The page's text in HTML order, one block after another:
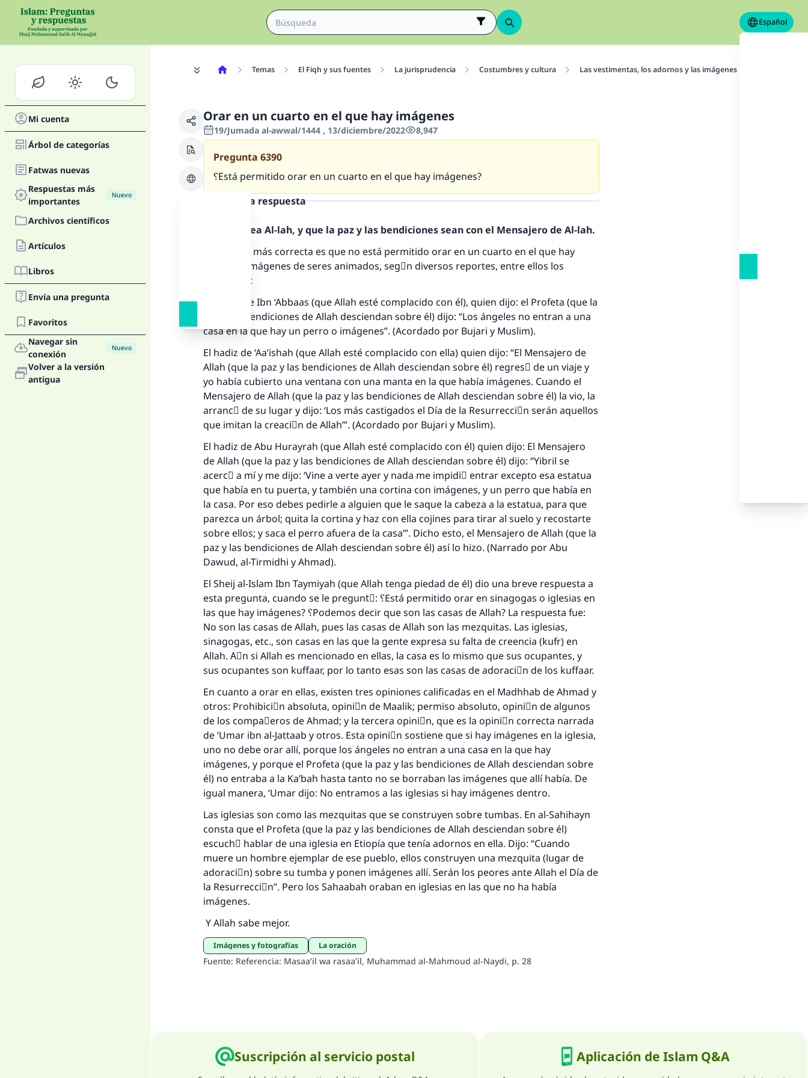
Español
Mi cuenta
Árbol de categorías
Fatwas nuevas
Respuestas más
importantes
Nuevo
Archivos científicos
Artículos
Libros
Envía una pregunta
Favoritos
Navegar sin
conexión
Nuevo
Volver a la versión
antigua
Temas El Fiqh y sus fuentes La jurisprudencia Costumbres y cultura Las vestimentas, los adornos y las imágenes
Orar en un cuarto en el que hay imágenes
19/Jumada al-awwal/1444 , 13/diciembre/2022 8,947
Pregunta 6390
؟Está permitido orar en un cuarto en el que hay imágenes?
Texto de la respuesta
Alabado sea Al-lah, y que la paz y las bendiciones sean con el Mensajero de Al-lah.
La opiniَn más correcta es que no está permitido orar en un cuarto en el que hay
colgadas imágenes de seres animados, segْn diversos reportes, entre ellos los
siguientes:
El hadiz de Ibn ‘Abbaas (que Allah esté complacido con él), quien dijo: el Profeta (que la
paz y las bendiciones de Allah desciendan sobre él) dijo: “Los ángeles no entran a una
casa en la que hay un perro o imágenes”. (Acordado por Bujari y Muslim).
El hadiz de ‘Aa’ishah (que Allah esté complacido con ella) quien dijo: “El Mensajero de
Allah (que la paz y las bendiciones de Allah desciendan sobre él) regresَ de un viaje y
yo había cubierto una ventana con una manta en la que había imágenes. Cuando el
Mensajero de Allah (que la paz y las bendiciones de Allah desciendan sobre él) la vio, la
arrancَ de su lugar y dijo: ‘Los más castigados el Día de la Resurrecciَn serán aquellos
que imitan la creaciَn de Allah’”. (Acordado por Bujari y Muslim).
El hadiz de Abu Hurayrah (que Allah esté complacido con él) quien dijo: El Mensajero
de Allah (que la paz y las bendiciones de Allah desciendan sobre él) dijo: “Yibril se
acercَ a mí y me dijo: ‘Vine a verte ayer y nada me impidiَ entrar excepto esa estatua
que había en tu puerta, y también una cortina con imágenes, y un perro que había en
la casa. Por eso debes pedirle a alguien que le saque la cabeza a la estatua, para que
parezca un árbol; quita la cortina y haz con ella cojines para tirar al suelo y recostarte
sobre ellos; y saca el perro afuera de la casa’”. Dicho esto, el Mensajero de Allah (que la
paz y las bendiciones de Allah desciendan sobre él) así lo hizo. (Narrado por Abu
Dawud, al-Tirmidhi y Ahmad).
El Sheij al-Islam Ibn Taymiyah (que Allah tenga piedad de él) dio una breve respuesta a
esta pregunta, cuando se le preguntَ: ؟Está permitido orar en sinagogas o iglesias en
las que hay imágenes? ؟Podemos decir que son las casas de Allah? La respuesta fue:
No son las casas de Allah, pues las casas de Allah son las mezquitas. Las iglesias,
sinagogas, etc., son casas en las que la gente expresa su falta de creencia (kufr) en
Allah. Aْn si Allah es mencionado en ellas, la casa es lo mismo que sus ocupantes, y
sus ocupantes son kuffaar, por lo tanto esas son las casas de adoraciَn de los kuffaar.
En cuanto a orar en ellas, existen tres opiniones calificadas en el Madhhab de Ahmad y
otros: Prohibiciَn absoluta, opiniَn de Maalik; permiso absoluto, opiniَn de algunos
de los compaٌeros de Ahmad; y la tercera opiniَn, que es la opiniَn correcta narrada
de ‘Umar ibn al-Jattaab y otros. Esta opiniَn sostiene que si hay imágenes en la iglesia,
uno no debe orar allí, porque los ángeles no entran a una casa en la que hay
imágenes, y porque el Profeta (que la paz y las bendiciones de Allah desciendan sobre
él) no entraba a la Ka’bah hasta tanto no se borraban las imágenes que allí había. De
igual manera, ‘Umar dijo: No entramos a las iglesias si hay imágenes dentro.
Las iglesias son como las mezquitas que se construyen sobre tumbas. En al-Sahihayn
consta que el Profeta (que la paz y las bendiciones de Allah desciendan sobre él)
escuchَ hablar de una iglesia en Etiopía que tenía adornos en ella. Dijo: “Cuando
muere un hombre ejemplar de ese pueblo, ellos construyen una mezquita (lugar de
adoraciَn) sobre su tumba y ponen imágenes allí. Serán los peores ante Allah el Día de
la Resurrecciَn”. Pero los Sahaabah oraban en iglesias en las que no ha había
imágenes.
Y Allah sabe mejor.
Imágenes y fotografías La oración
Fuente: Referencia: Masaa’il wa rasaa’il, Muhammad al-Mahmoud al-Naydi, p. 28
Suscripción al servicio postal Aplicación de Islam Q&A
La respuesta no. 110845 salvó un matrimonio.
Desde la Q hasta la A, su contribución ayuda a IslamQA.
Profeta ﷺ dijo:
"Una persona que orienta a otros a hacer el bien obtendrá la
misma recompensa que aquellos que lo realicen."
(MUSLIM, 1893)
Contribuir